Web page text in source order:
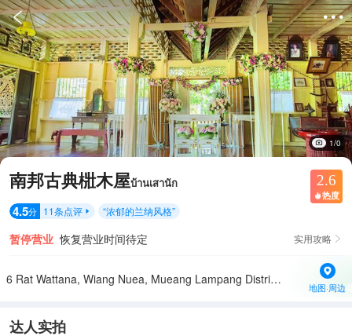
 
1/0
南邦古典梉木屋บ้านเสานัก 2.6
 热度
4.5分 11条点评  “浓郁的兰纳风格”
暂停营业 恢复营业时间待定 实用攻略 
6 Rat Wattana, Wiang Nuea, Mueang Lampang District, Lampang 52000泰国
地图·周边
达人实拍